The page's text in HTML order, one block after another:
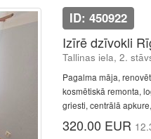
ID: 450922
Izīrē dzīvokli
Tallinas iela, 2.
Pagalma māja,
kosmētiskā remonta,
griesti, centrālā
320.00 EUR